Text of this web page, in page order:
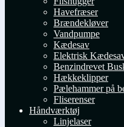
Havefræser
Brændekløver
Vandpumpe
Kædesav
Elektrisk
Benzindrevet
Hækkeklipper
Pælehammer på
Fliserenser
Håndværktøj
Linjelaser